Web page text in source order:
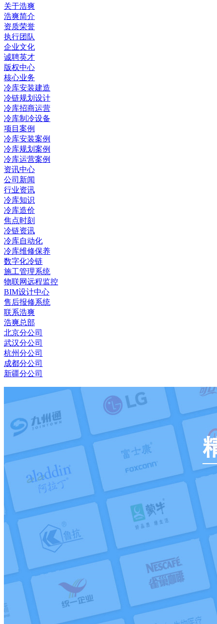
关于浩爽
浩爽简介
资质荣誉
执行团队
企业文化
诚聘英才
版权中心
核心业务
冷库安装建造
冷链规划设计
冷库招商运营
冷库制冷设备
项目案例
冷库安装案例
冷库规划案例
冷库运营案例
资讯中心
公司新闻
行业资讯
冷库知识
冷库造价
焦点时刻
冷链资讯
冷库自动化
冷库维修保养
数字化冷链
施工管理系统
物联网远程监控
BIM设计中心
售后报修系统
联系浩爽
浩爽总部
北京分公司
武汉分公司
杭州分公司
成都分公司
新疆分公司